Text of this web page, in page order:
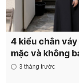
4 kiểu chân
mặc và không
3 tháng trước